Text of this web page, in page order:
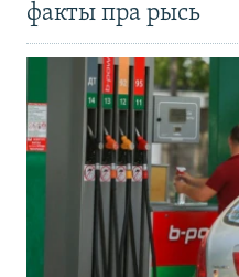
факты пра рысь